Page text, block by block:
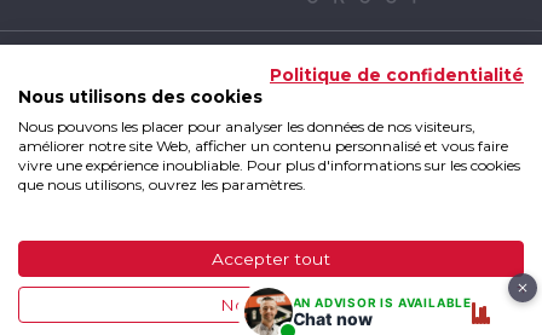
INFOS UTILES
GEFIX Group 2019 - Tous droits réservés
Mentions
légales | CGV | Plan du site
Politique de confidentialité
Nous utilisons des cookies
Nous pouvons les placer pour analyser les données de nos visiteurs,
améliorer notre site Web, afficher un contenu personnalisé et vous faire
vivre une expérience inoubliable. Pour plus d'informations sur les cookies
que nous utilisons, ouvrez les paramètres.
Accepter tout
Non, ajusterAN ADVISOR IS AVAILABLE
Chat now